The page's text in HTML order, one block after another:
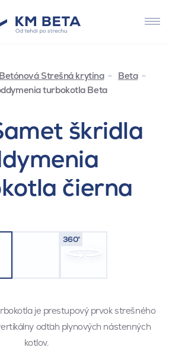
Betónová Strešná krytina
Beta
turbokotla Beta
škridla
čierna
360°
je prestupový prvok strešného
odťah plynových nástenných
kotlov.